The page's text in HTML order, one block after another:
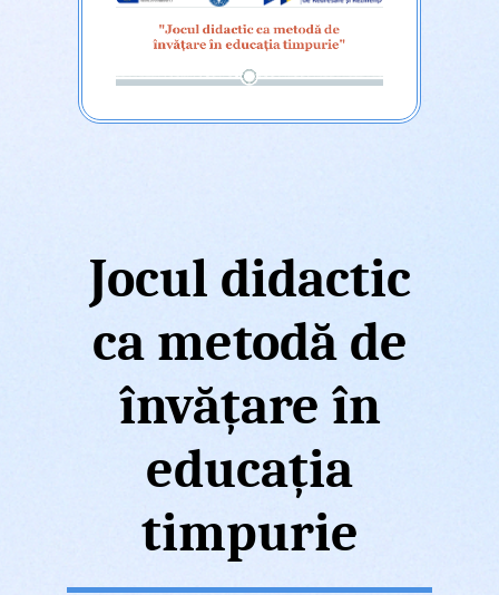
Jocul didactic
ca metodă de
învățare în
educația
timpurie